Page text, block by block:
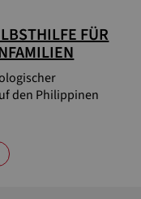
FÜR
den Philippinen